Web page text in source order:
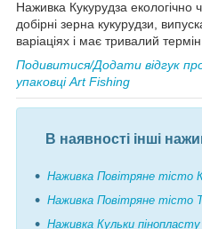
Наживка Кукурудза екологічно
добірні зерна кукурудзи,
варіаціях і має тривалий термін
Подивитися/Додати відгук
упаковці Art Fishing
В наявності інші
Наживка Повітряне тісто
Наживка Повітряне тісто
Наживка Кульки пінопласту